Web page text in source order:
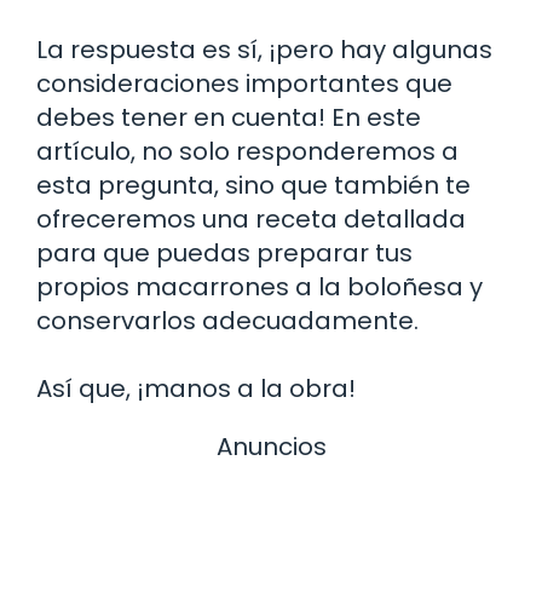
La respuesta es sí, ¡pero hay algunas
consideraciones importantes que
debes tener en cuenta! En este
artículo, no solo responderemos a
esta pregunta, sino que también te
ofreceremos una receta detallada
para que puedas preparar tus
propios macarrones a la boloñesa y
conservarlos adecuadamente.
Así que, ¡manos a la obra!
Anuncios